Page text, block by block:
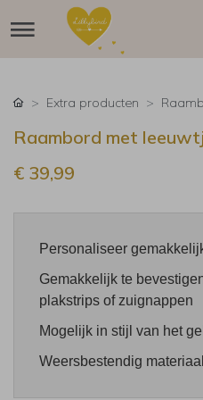
Extra producten
Raambord met
€ 39,99
Personaliseer
Gemakkelijk te
plakstrips of zuignappen
Mogelijk in stijl van het
Weersbestendig materiaal